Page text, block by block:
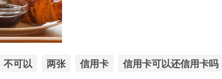
不可以 两张 信用卡 信用卡可以还信用卡吗